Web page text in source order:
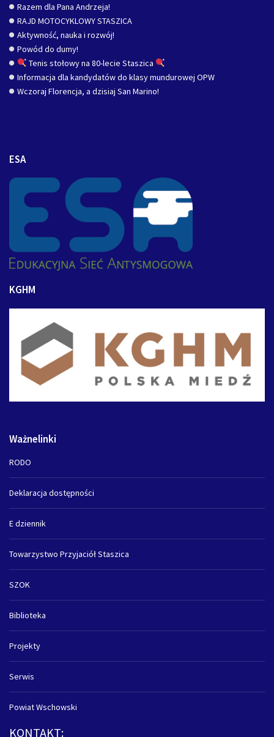
Razem dla Pana Andrzeja!
RAJD MOTOCYKLOWY STASZICA
Aktywność, nauka i rozwój!
Powód do dumy!
Tenis stołowy na 80-lecie Staszica
Informacja dla kandydatów do klasy mundurowej OPW
Wczoraj Florencja, a dzisiaj San Marino!
ESA
KGHM
Ważnelinki
RODO
Deklaracja dostępności
E dziennik
Towarzystwo Przyjaciół Staszica
SZOK
Biblioteka
Projekty
Serwis
Powiat Wschowski
KONTAKT: